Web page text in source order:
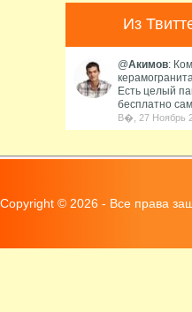
Из
@Акимов:
Есть целый
бесплатно
В�, 27 Ноябрь
Copyright © 2026 - Все права